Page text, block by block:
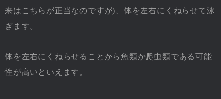
来はこちらが正当なのですが)、体を左右にくねらせて泳
ぎます。
体を左右にくねらせることから魚類か爬虫類である可能
性が高いといえます。